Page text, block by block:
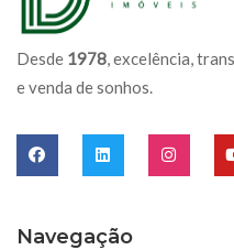
Desde 1978, excelência,
e venda de sonhos.
Navegação